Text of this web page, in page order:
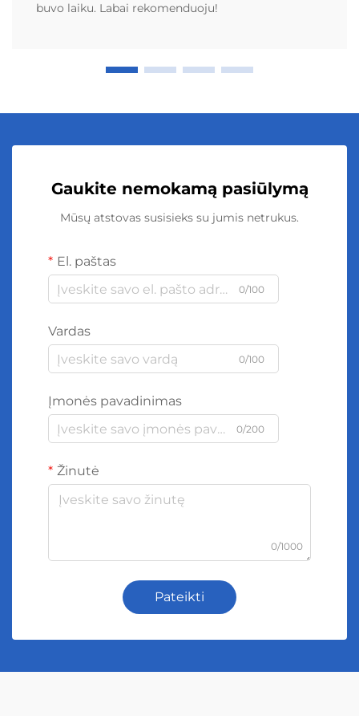
buvo laiku. Labai rekomenduoju!
Gaukite nemokamą pasiūlymą
Mūsų atstovas susisieks su jumis netrukus.
El. paštas
0/100
Vardas
0/100
Įmonės pavadinimas
0/200
Žinutė
0/1000
Pateikti